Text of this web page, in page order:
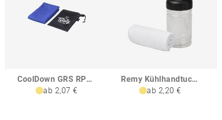
CoolDown GRS RPET Sporthandtuch
ab 2,07 €
Remy Kühlhandtuch in PET-Behälter
ab 2,20 €